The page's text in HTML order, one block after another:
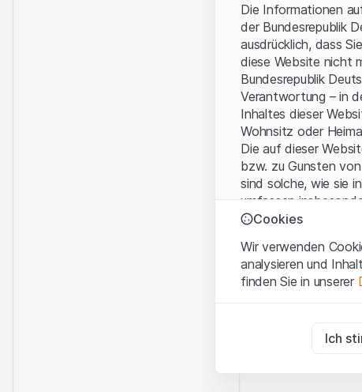
Die Informationen
der Bundesrepublik
ausdrücklich, dass
diese Website nicht
Bundesrepublik
Verantwortung – in
Inhaltes dieser
Wohnsitz oder
Die auf dieser
bzw. zu Gunsten
sind solche, wie sie
umfassen
Personen-
Mit dem Zugriff auf
wichtigen Hinweise
Kein Angebot,
Die auf der
Dienstleistungen,
Cookies
Wir verwenden
analysieren und
finden Sie in unserer
Diese Cookies sind
Ich